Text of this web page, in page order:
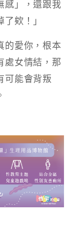
感」，還跟我
欸！」
的愛你，根本
處女情結，那
可能會背叛